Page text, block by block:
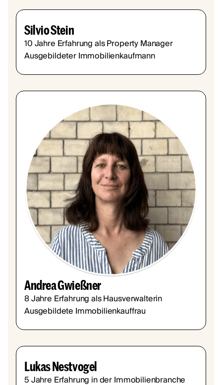
Silvio Stein
10 Jahre Erfahrung als Property Manager
Ausgebildeter Immobilienkaufmann
Andrea Gwießner
8 Jahre Erfahrung als Hausverwalterin
Ausgebildete Immobilienkauffrau
Lukas Nestvogel
5 Jahre Erfahrung in der Immobilienbranche